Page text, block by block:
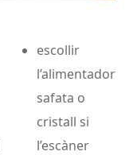
escollir
l’alimentador
safata o
cristall si
l’escàner